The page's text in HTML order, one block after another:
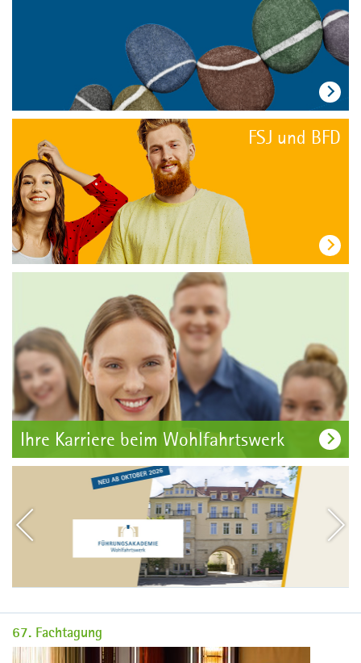
Fachforum
MPortal
Interner Bereich
FSJ und BFD
Ihre Karriere beim Wohlfahrtswerk
67. Fachtagung